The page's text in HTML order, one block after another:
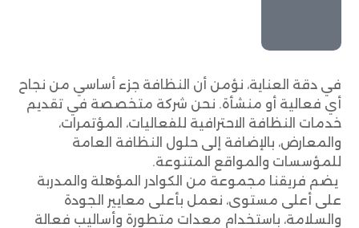
في دقة العناية، نؤمن أن النظافة جزء أساسي من نجاح
أي فعالية أو منشأة. نحن شركة متخصصة في تقديم
خدمات النظافة الاحترافية للفعاليات، المؤتمرات،
والمعارض، بالإضافة إلى حلول النظافة العامة
للمؤسسات والمواقع المتنوعة.
يضم فريقنا مجموعة من الكوادر المؤهلة والمدربة
على أعلى مستوى، نعمل بأعلى معايير الجودة
والسلامة، باستخدام معدات متطورة وأساليب فعالة